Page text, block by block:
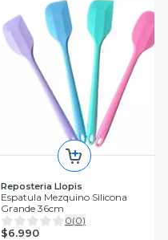
Reposteria Llopis
Espatula Mezquino Silicona
Grande 36cm
0(0)
$6.990